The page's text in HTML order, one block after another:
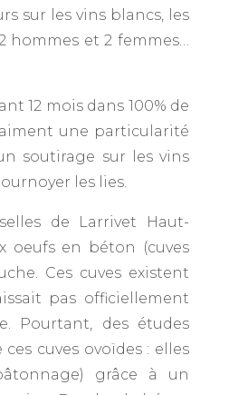
sur les vins blancs, les
hommes et 2 femmes…
12 mois dans 100% de
une particularité
soutirage sur les vins
les lies.
de Larrivet Haut-
oeufs en béton (cuves
Ces cuves existent
pas officiellement
Pourtant, des études
cuves ovoïdes : elles
grâce à un